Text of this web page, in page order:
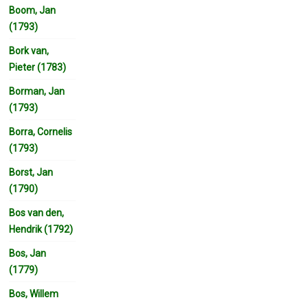
Boom, Jan
(1793)
Bork van,
Pieter (1783)
Borman, Jan
(1793)
Borra, Cornelis
(1793)
Borst, Jan
(1790)
Bos van den,
Hendrik (1792)
Bos, Jan
(1779)
Bos, Willem